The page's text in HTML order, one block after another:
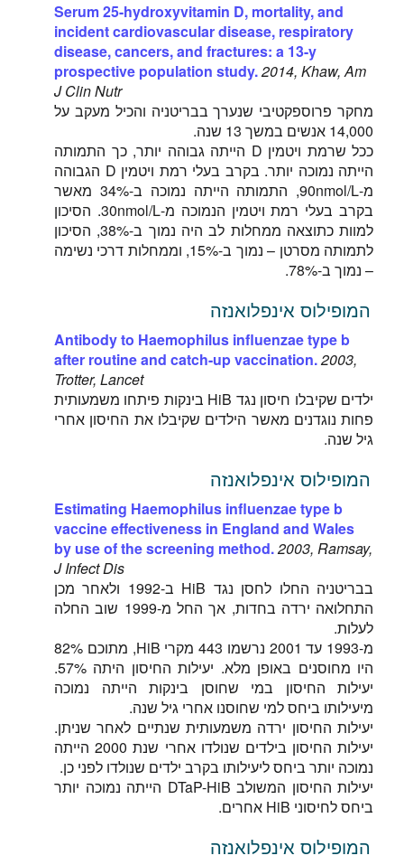
Serum 25-hydroxyvitamin D, mortality, and
incident cardiovascular disease, respiratory
disease, cancers, and fractures: a 13-y
prospective population study.2014, Khaw, Am
J Clin Nutr
מחקר פרוספקטיבי שנערך בבריטניה והכיל מעקב על
14,000 אנשים במשך 13 שנה.
ככל שרמת ויטמין D הייתה גבוהה יותר, כך התמותה
הייתה נמוכה יותר. בקרב בעלי רמת ויטמין D הגבוהה
מ-90nmol/L, התמותה הייתה נמוכה ב-34% מאשר
בקרב בעלי רמת ויטמין הנמוכה מ-30nmol/L. הסיכון
למוות כתוצאה ממחלות לב היה נמוך ב-38%, הסיכון
לתמותה מסרטן – נמוך ב-15%, וממחלות דרכי נשימה
– נמוך ב-78%.
המופילוס אינפלואנזה
Antibody to Haemophilus influenzae type b
after routine and catch-up vaccination.2003,
Trotter, Lancet
ילדים שקיבלו חיסון נגד HiB בינקות פיתחו משמעותית
פחות נוגדנים מאשר הילדים שקיבלו את החיסון אחרי
גיל שנה.
המופילוס אינפלואנזה
Estimating Haemophilus influenzae type b
vaccine effectiveness in England and Wales
by use of the screening method.2003, Ramsay,
J Infect Dis
בבריטניה החלו לחסן נגד HiB ב-1992 ולאחר מכן
התחלואה ירדה בחדות, אך החל מ-1999 שוב החלה
לעלות.
מ-1993 עד 2001 נרשמו 443 מקרי HiB, מתוכם 82%
היו מחוסנים באופן מלא. יעילות החיסון היתה 57%.
יעילות החיסון במי שחוסן בינקות הייתה נמוכה
מיעילותו ביחס למי שחוסנו אחרי גיל שנה.
יעילות החיסון ירדה משמעותית שנתיים לאחר שניתן.
יעילות החיסון בילדים שנולדו אחרי שנת 2000 הייתה
נמוכה יותר ביחס ליעילותו בקרב ילדים שנולדו לפני כן.
יעילות החיסון המשולב DTaP-HiB הייתה נמוכה יותר
ביחס לחיסוני HiB אחרים.
המופילוס אינפלואנזה